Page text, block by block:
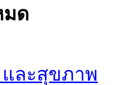
มด
ละสุขภาพ